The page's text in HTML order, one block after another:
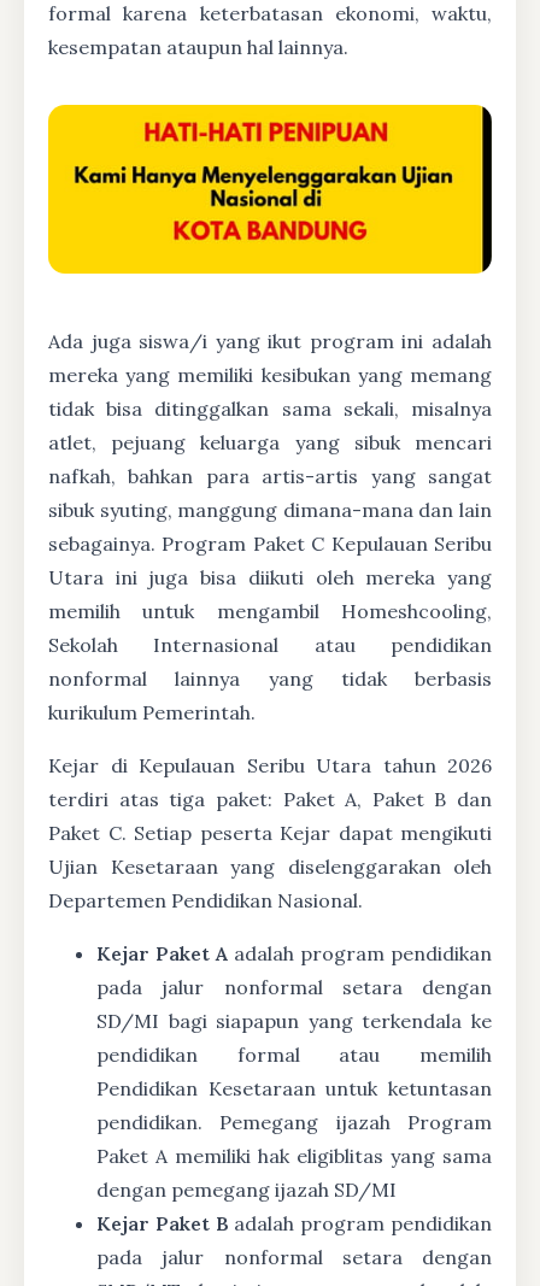
formal karena keterbatasan ekonomi, waktu,
kesempatan ataupun hal lainnya.
Ada juga siswa/i yang ikut program ini adalah
mereka yang memiliki kesibukan yang memang
tidak bisa ditinggalkan sama sekali, misalnya
atlet, pejuang keluarga yang sibuk mencari
nafkah, bahkan para artis-artis yang sangat
sibuk syuting, manggung dimana-mana dan lain
sebagainya. Program Paket C Kepulauan Seribu
Utara ini juga bisa diikuti oleh mereka yang
memilih untuk mengambil Homeshcooling,
Sekolah Internasional atau pendidikan
nonformal lainnya yang tidak berbasis
kurikulum Pemerintah.
Kejar di Kepulauan Seribu Utara tahun 2026
terdiri atas tiga paket: Paket A, Paket B dan
Paket C. Setiap peserta Kejar dapat mengikuti
Ujian Kesetaraan yang diselenggarakan oleh
Departemen Pendidikan Nasional.
Kejar Paket A adalah program pendidikan
pada jalur nonformal setara dengan
SD/MI bagi siapapun yang terkendala ke
pendidikan formal atau memilih
Pendidikan Kesetaraan untuk ketuntasan
pendidikan. Pemegang ijazah Program
Paket A memiliki hak eligiblitas yang sama
dengan pemegang ijazah SD/MI
Kejar Paket B adalah program pendidikan
pada jalur nonformal setara dengan